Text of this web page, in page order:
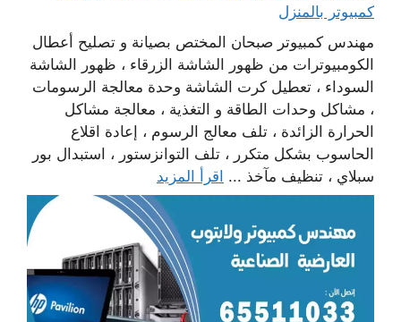
كمبيوتر بالمنزل
مهندس كمبيوتر صبحان المختص بصيانة و تصليح أعطال
الكومبيوترات من ظهور الشاشة الزرقاء ، ظهور الشاشة
السوداء ، تعطيل كرت الشاشة وحدة معالجة الرسومات
، مشاكل وحدات الطاقة و التغذية ، معالجة مشاكل
الحرارة الزائدة ، تلف معالج الرسوم ، إعادة اقلاع
الحاسوب بشكل متكرر ، تلف التوانزستور ، استبدال بور
سبلاي ، تنظيف مآخذ ... اقرأ المزيد